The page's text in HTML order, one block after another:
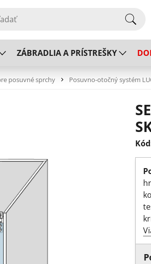
ZÁBRADLIA A PRÍSTREŠKY
posuvné sprchy Posuvno-otočný systém